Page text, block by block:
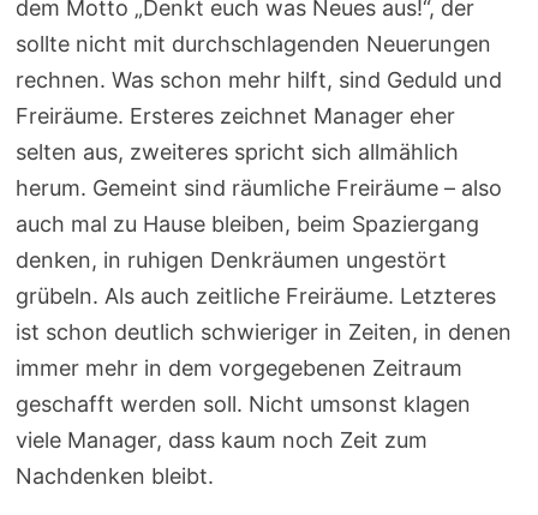
dem Motto „Denkt euch was Neues aus!“, der
sollte nicht mit durchschlagenden Neuerungen
rechnen. Was schon mehr hilft, sind Geduld und
Freiräume. Ersteres zeichnet Manager eher
selten aus, zweiteres spricht sich allmählich
herum. Gemeint sind räumliche Freiräume – also
auch mal zu Hause bleiben, beim Spaziergang
denken, in ruhigen Denkräumen ungestört
grübeln. Als auch zeitliche Freiräume. Letzteres
ist schon deutlich schwieriger in Zeiten, in denen
immer mehr in dem vorgegebenen Zeitraum
geschafft werden soll. Nicht umsonst klagen
viele Manager, dass kaum noch Zeit zum
Nachdenken bleibt.